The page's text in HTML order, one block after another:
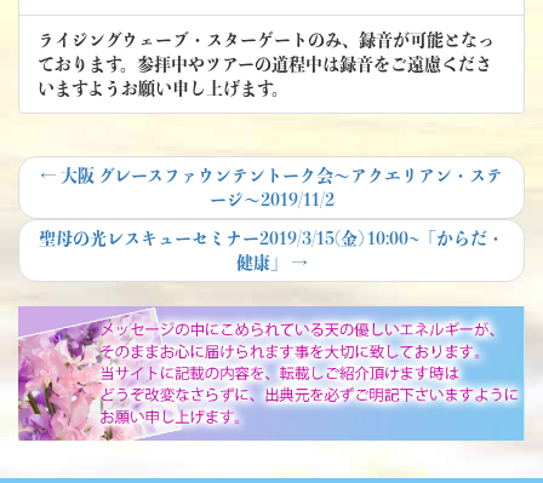
ライジングウェーブ・スターゲートのみ、録音が可能となっ
ております。参拝中やツアーの道程中は録音をご遠慮くださ
いますようお願い申し上げます。
投
稿
ナ
ゲ
ー
シ
← Previous
大阪 グレースファウンテントーク会～アクエリアン・ステ
ージ～2019/11/2
Next
聖母の光レスキューセミナー2019/3/15(金) 10:00~「からだ・
健康」
→